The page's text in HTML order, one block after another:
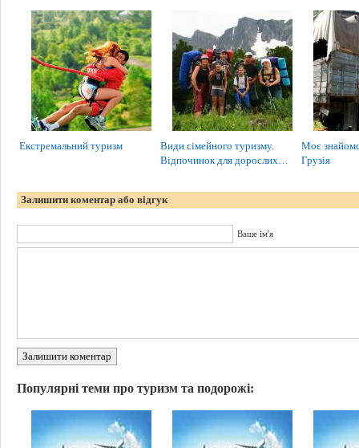
Екстремальний туризм
Види сімейного туризму.
Відпочинок для дорослих…
Моє
Грузія
Залишити коментар або відгук
Ваше ім'я
Залишити коментар
Популярні теми про туризм та подорожі: